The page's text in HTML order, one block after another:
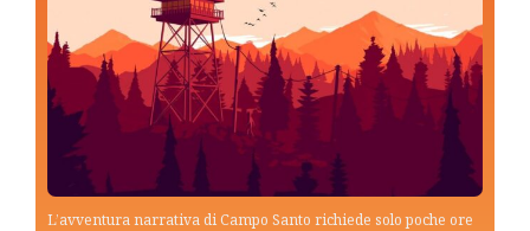
L’avventura narrativa di Campo Santo richiede solo poche ore